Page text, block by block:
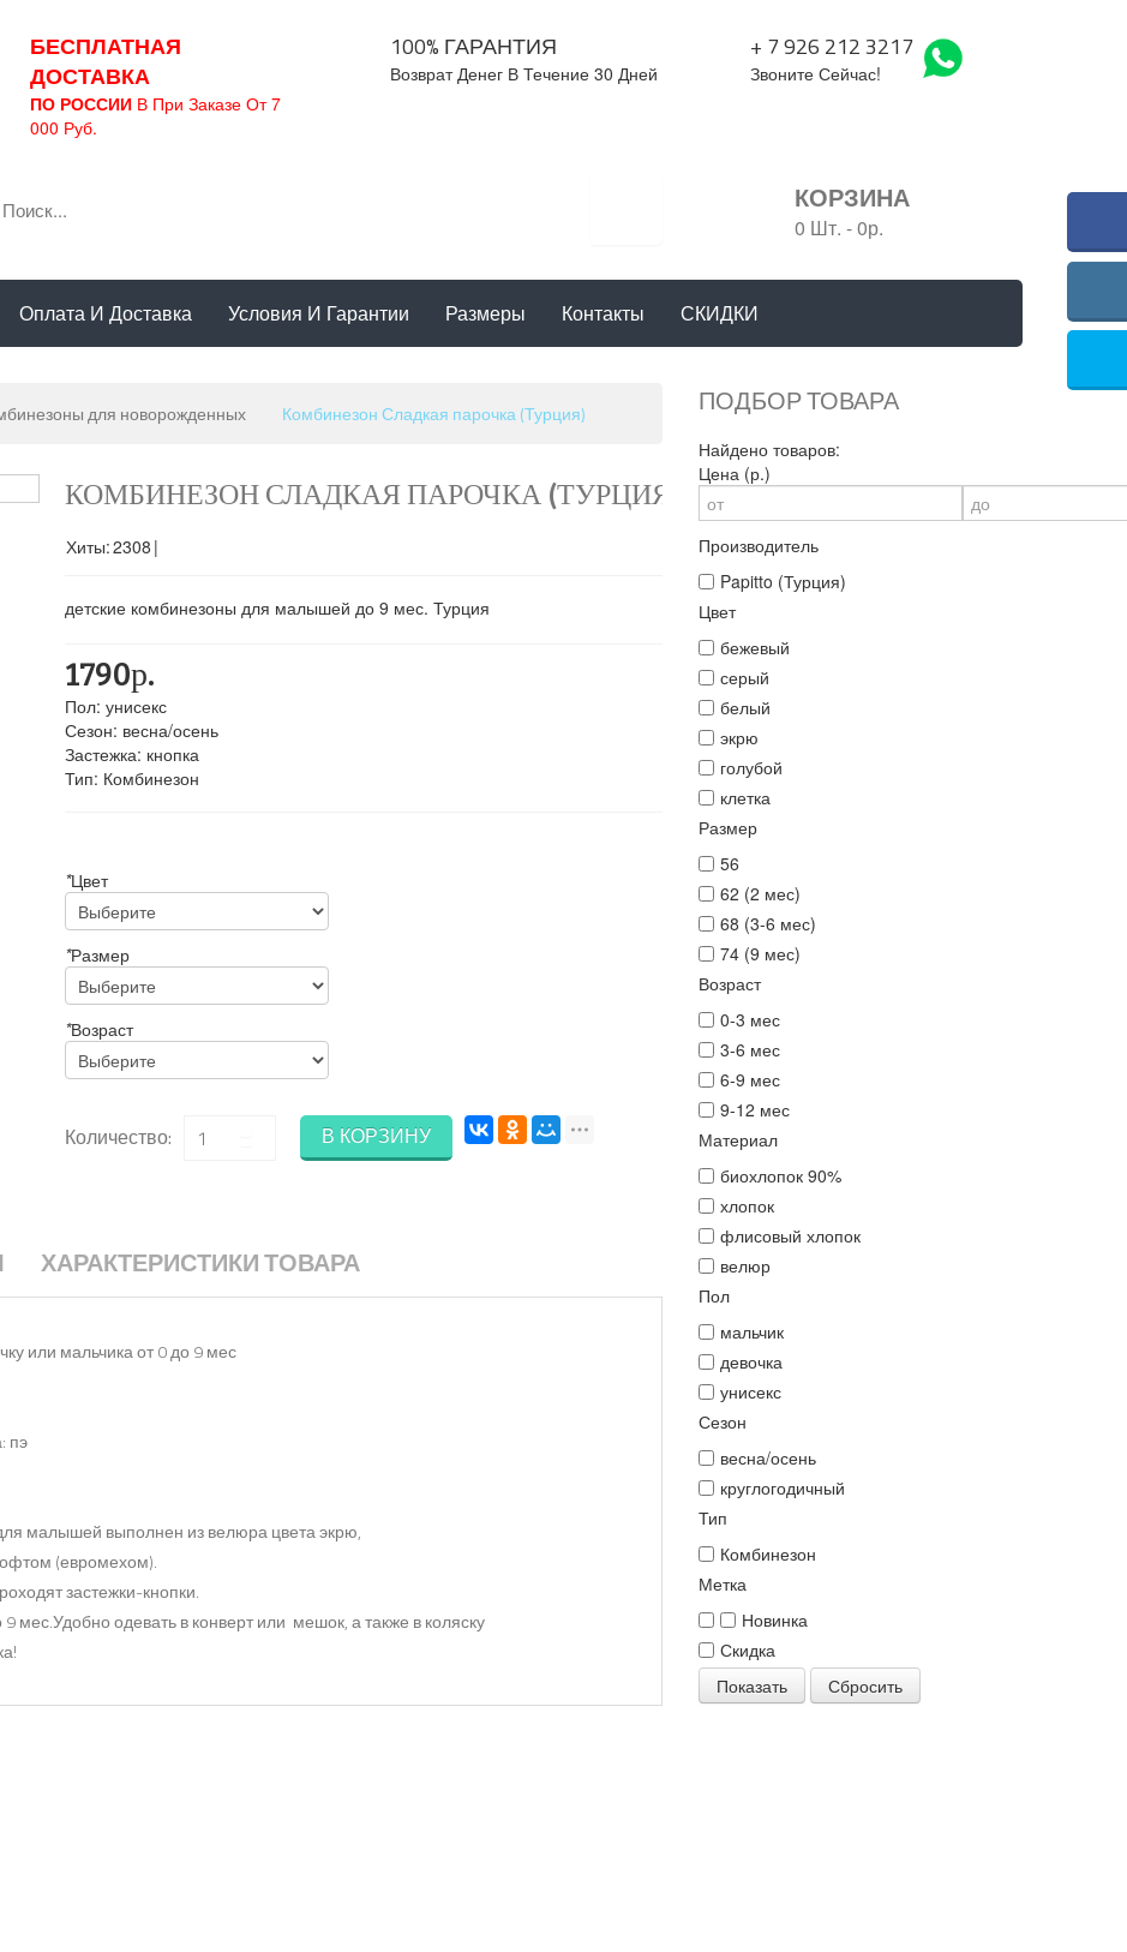
БЕСПЛАТНАЯ
ДОСТАВКА
ПО РОССИИ В При Заказе От 7
000 Руб.
100% ГАРАНТИЯ
Возврат Денег В Течение 30 Дней
+ 7 926 212 3217
Звоните Сейчас!
КОРЗИНА
0 Шт. -0р.
Оплата И Доставка Условия И Гарантии Размеры Контакты СКИДКИ
для новорожденных Комбинезон Сладкая парочка (Турция)
КОМБИНЕЗОН СЛАДКАЯ ПАРОЧКА (ТУРЦИЯ) (КОД:
Хиты:2308 |
детские комбинезоны для малышей до 9 мес. Турция
1790р.
Пол: унисекс
Сезон: весна/осень
Застежка: кнопка
Тип: Комбинезон
*Цвет
*Размер
*Возраст
Количество: В КОРЗИНУ
ХАРАКТЕРИСТИКИ ТОВАРА
или мальчика от 0 до 9 мес
пэ
малышей выполнен из велюра цвета экрю,
(евромехом).
застежки-кнопки.
мес.Удобно одевать в конверт или мешок, а также в коляску
ПОДБОР ТОВАРА
Найдено товаров:
Цена (р.)
Производитель
Papitto (Турция)
Цвет
бежевый
серый
белый
экрю
голубой
клетка
Размер
56
62 (2 мес)
68 (3-6 мес)
74 (9 мес)
Возраст
0-3 мес
3-6 мес
6-9 мес
9-12 мес
Материал
биохлопок 90%
хлопок
флисовый хлопок
велюр
Пол
мальчик
девочка
унисекс
Сезон
весна/осень
круглогодичный
Тип
Комбинезон
Метка
Новинка
Скидка
Показать
Сбросить